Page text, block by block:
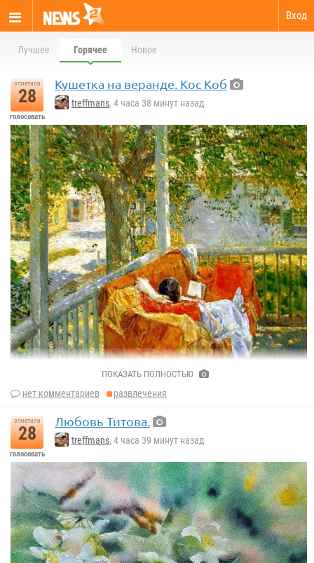
Вход
Лучшее Горячее Новое
отметили
28
голосовать
Кушетка на веранде. Кос Коб
treffmans, 4 часа 38 минут назад
«Кушетка на веранде. Кос Коб» (1914г.)
Чайльд Гассам
ПОКАЗАТЬ ПОЛНОСТЬЮ
нет комментариев развлечения
отметили
28
голосовать
Любовь Титова.
treffmans, 4 часа 39 минут назад